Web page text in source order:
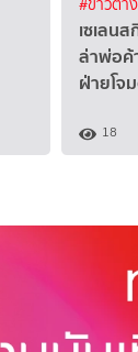
เซเลน
ล่าพ่อค้
ฝ่ายโจ
18